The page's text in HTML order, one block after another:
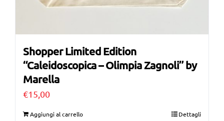
Shopper Limited Edition
“Caleidoscopica – Olimpia Zagnoli” by
Marella
€15,00
Aggiungi al carrello Dettagli